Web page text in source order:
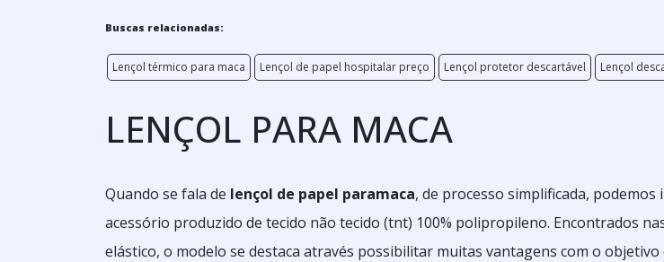
Buscas relacionadas:
Lençol térmico para maca Lençol de papel hospitalar preço Lençol protetor descartável Lençol
LENÇOL PARA MACA
Quando se fala de lençol de papel paramaca, de processo simplificada,
acessório produzido de tecido não tecido (tnt) 100% polipropileno. Encontrados
elástico, o modelo se destaca através possibilitar muitas vantagens com o